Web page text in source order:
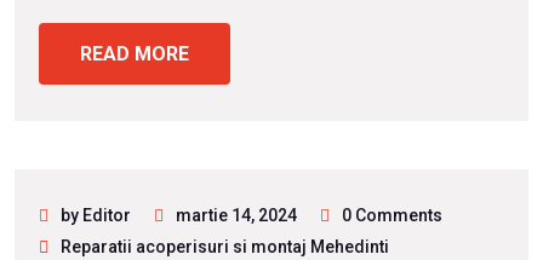
READ MORE
by Editor martie 14, 2024
0 Comments
Reparatii acoperisuri si montaj Mehedinti